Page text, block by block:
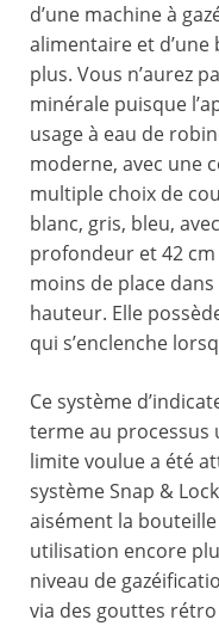
d’une machine à
alimentaire et
plus. Vous n’aurez
minérale puisque
usage à eau de
moderne, avec une
multiple choix de
blanc, gris, bleu,
profondeur et 42
moins de place
hauteur. Elle
qui s’enclenche
Ce système
terme au processus
limite voulue a été
système Snap &
aisément la
utilisation encore
niveau de
via des gouttes